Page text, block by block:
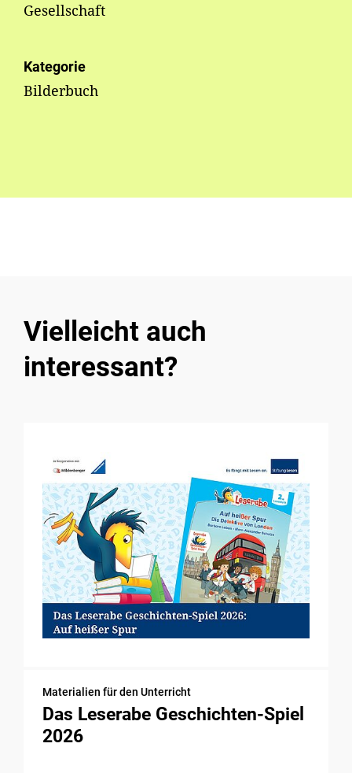
Gesellschaft
Kategorie
Bilderbuch
Vielleicht auch
interessant?
Materialien für den Unterricht
Das Leserabe Geschichten-Spiel
2026